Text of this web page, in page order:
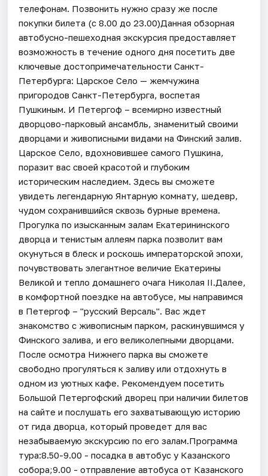
телефонам. Позвонить нужно сразу же после
покупки билета (с 8.00 до 23.00)Данная обзорная
автобусно-пешеходная экскурсия предоставляет
возможность в течение одного дня посетить две
ключевые достопримечательности Санкт-
Петербурга: Царское Село — жемчужина
пригородов Санкт-Петербурга, воспетая
Пушкиным. И Петергоф – всемирно известный
дворцово-парковый ансамбль, знаменитый своими
дворцами и живописными видами на Финский залив.
Царское Село, вдохновившее самого Пушкина,
поразит вас своей красотой и глубоким
историческим наследием. Здесь вы сможете
увидеть легендарную Янтарную комнату, шедевр,
чудом сохранившийся сквозь бурные времена.
Прогулка по изысканным залам Екатерининского
дворца и тенистым аллеям парка позволит вам
окунуться в блеск и роскошь императорской эпохи,
почувствовать элегантное величие Екатерины
Великой и тепло домашнего очага Николая II.Далее,
в комфортной поездке на автобусе, мы направимся
в Петергоф – "русский Версаль". Вас ждет
знакомство с живописным парком, раскинувшимся у
Финского залива, и его великолепными дворцами.
После осмотра Нижнего парка вы сможете
свободно прогуляться к заливу или отдохнуть в
одном из уютных кафе. Рекомендуем посетить
Большой Петергофский дворец при наличии билетов
на сайте и послушать его захватывающую историю
от гида дворца, который проведет для вас
незабываемую экскурсию по его залам.Программа
тура:8.50-9.00 - посадка в автобус у Казанского
собора;9.00 - отправление автобуса от Казанского